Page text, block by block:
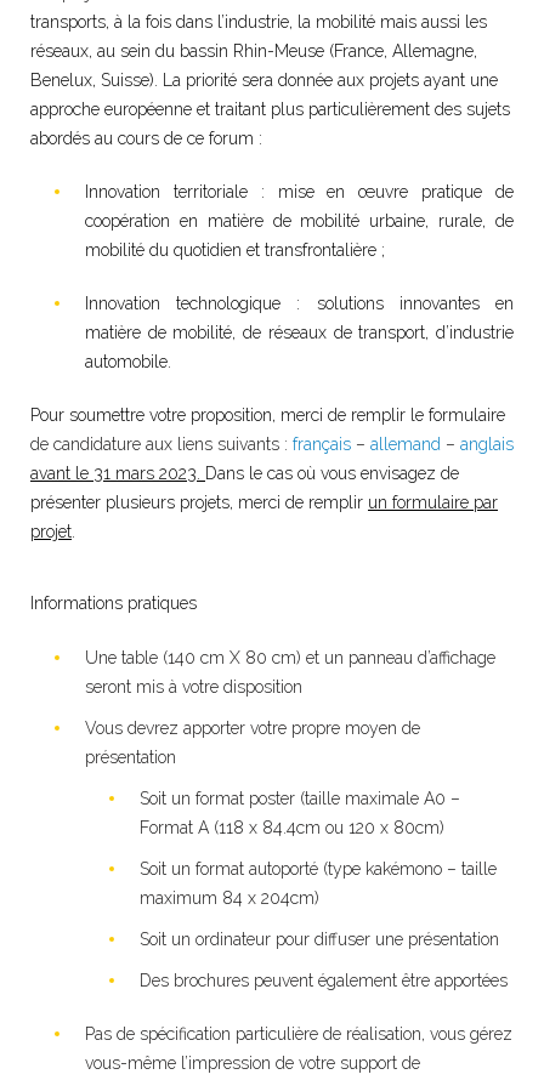
transports, à la fois dans l’industrie, la mobilité mais aussi les
réseaux, au sein du bassin Rhin-Meuse (France, Allemagne,
Benelux, Suisse). La priorité sera donnée aux projets ayant une
approche européenne et traitant plus particulièrement des sujets
abordés au cours de ce forum :
Innovation territoriale : mise en œuvre pratique de
coopération en matière de mobilité urbaine, rurale, de
mobilité du quotidien et transfrontalière ;
Innovation technologique : solutions innovantes en
matière de mobilité, de réseaux de transport, d’industrie
automobile.
Pour soumettre votre proposition, merci de remplir le formulaire
de candidature aux liens suivants : français – allemand – anglais
avant le 31 mars 2023 Dans le cas où vous envisagez de
présenter plusieurs projets, merci de remplir un formulaire par
projet
Informations pratiques
Une table (140 cm X 80 cm) et un panneau d’affichage
seront mis à votre disposition
Vous devrez apporter votre propre moyen de
présentation
Soit un format poster (taille maximale A0 –
Format A (118 x 84.4cm ou 120 x 80cm)
Soit un format autoporté (type kakémono – taille
maximum 84 x 204cm)
Soit un ordinateur pour diffuser une présentation
Des brochures peuvent également être apportées
Pas de spécification particulière de réalisation, vous gérez
vous-même l’impression de votre support de